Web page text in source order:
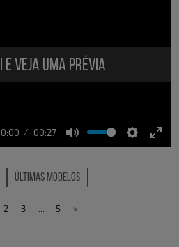
e veja uma prévia
00:27
Mute Settings
Últimas Modelos
2 3 ... 5 >